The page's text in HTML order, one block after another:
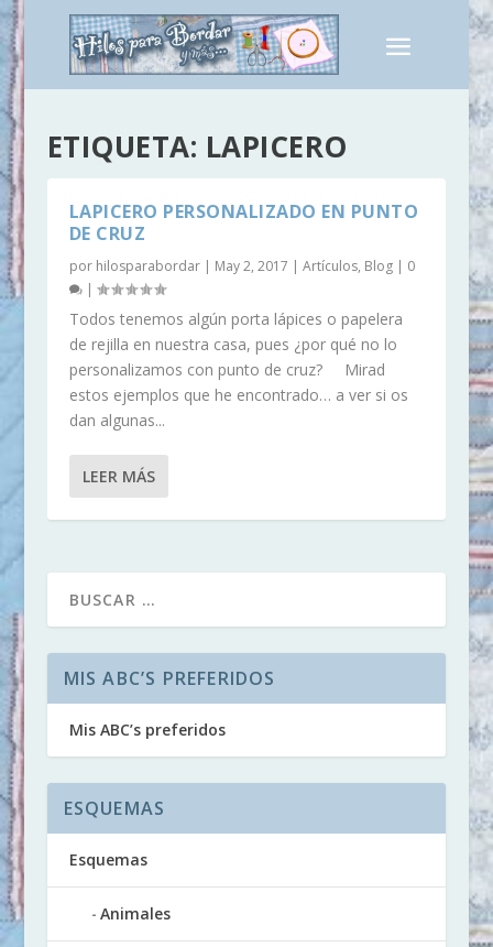
ETIQUETA: LAPICERO
LAPICERO PERSONALIZADO EN PUNTO
DE CRUZ
por hilosparabordar| May 2, 2017 | Artículos, Blog| 0
|
Todos tenemos algún porta lápices o papelera
de rejilla en nuestra casa, pues ¿por qué no lo
personalizamos con punto de cruz? Mirad
estos ejemplos que he encontrado… a ver si os
dan algunas...
LEER MÁS
MIS ABC’S PREFERIDOS
Mis ABC’s preferidos
ESQUEMAS
Esquemas
Animales